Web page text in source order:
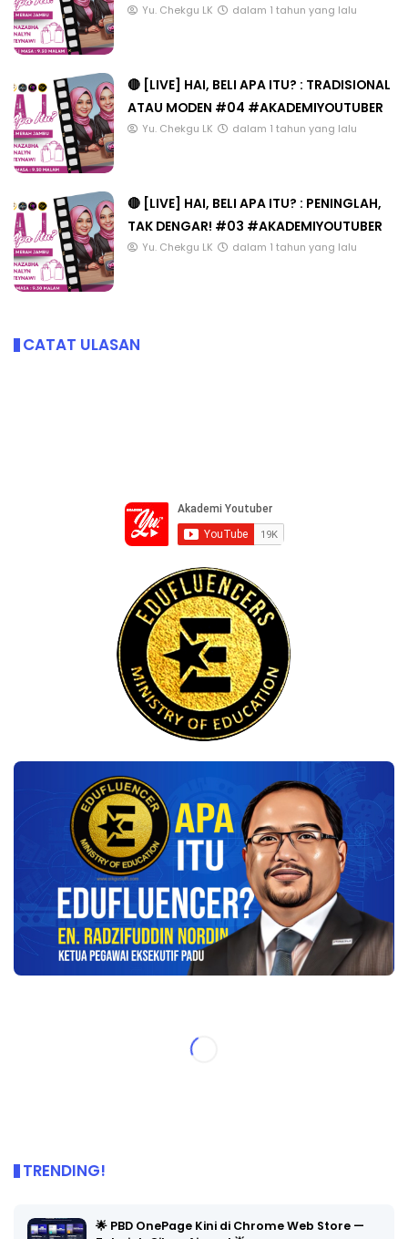
Yu. Chekgu LK dalam 1 tahun yang lalu
🔴 [LIVE] HAI, BELI APA ITU? : TRADISIONAL
ATAU MODEN #04 #AKADEMIYOUTUBER
Yu. Chekgu LK dalam 1 tahun yang lalu
🔴 [LIVE] HAI, BELI APA ITU? : PENINGLAH,
TAK DENGAR! #03 #AKADEMIYOUTUBER
Yu. Chekgu LK dalam 1 tahun yang lalu
CATAT ULASAN
TRENDING!
🌟 PBD OnePage Kini di Chrome Web Store —